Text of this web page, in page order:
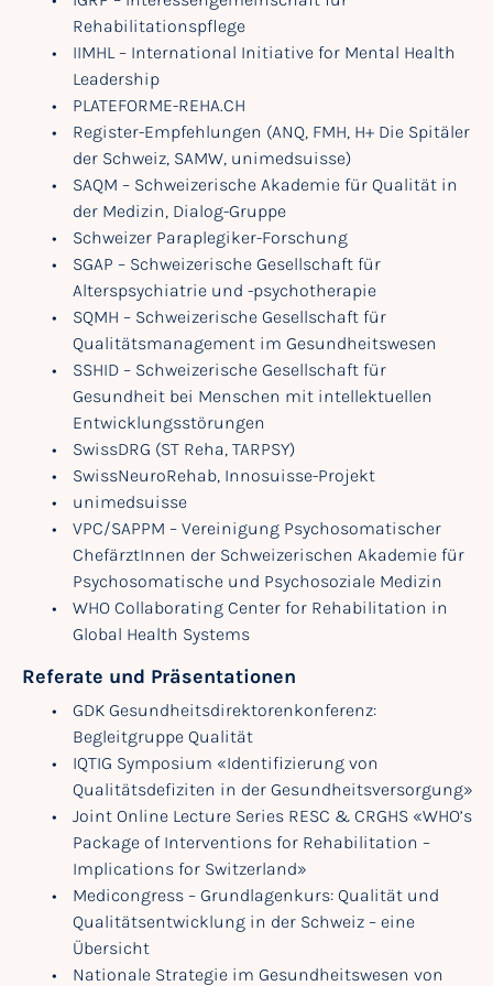
Rehabilitationspflege
IIMHL – International Initiative for Mental Health
Leadership
PLATEFORME-REHA.CH
Register-Empfehlungen (ANQ, FMH, H+ Die Spitäler
der Schweiz, SAMW, unimedsuisse)
SAQM – Schweizerische Akademie für Qualität in
der Medizin, Dialog-Gruppe
Schweizer Paraplegiker-Forschung
SGAP – Schweizerische Gesellschaft für
Alterspsychiatrie und -psychotherapie
SQMH – Schweizerische Gesellschaft für
Qualitätsmanagement im Gesundheitswesen
SSHID – Schweizerische Gesellschaft für
Gesundheit bei Menschen mit intellektuellen
Entwicklungsstörungen
SwissDRG (ST Reha, TARPSY)
SwissNeuroRehab, Innosuisse-Projekt
unimedsuisse
VPC/SAPPM – Vereinigung Psychosomatischer
ChefärztInnen der Schweizerischen Akademie für
Psychosomatische und Psychosoziale Medizin
WHO Collaborating Center for Rehabilitation in
Global Health Systems
Referate und Präsentationen
GDK Gesundheitsdirektorenkonferenz:
Begleitgruppe Qualität
IQTIG Symposium «Identifizierung von
Qualitätsdefiziten in der Gesundheitsversorgung»
Joint Online Lecture Series RESC & CRGHS «WHO’s
Package of Interventions for Rehabilitation –
Implications for Switzerland»
Medicongress – Grundlagenkurs: Qualität und
Qualitätsentwicklung in der Schweiz – eine
Übersicht
Nationale Strategie im Gesundheitswesen von